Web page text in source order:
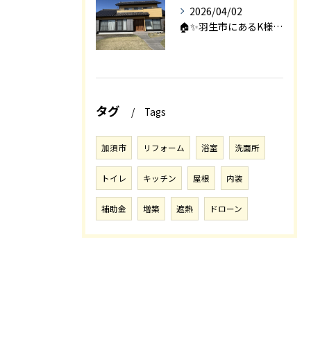
2026/04/02
🏠✨羽生市にあるK様邸は、2008年に㈱エアロックで新築され...
タグ Tags
加須市 リフォーム 浴室 洗面所
トイレ キッチン 屋根 内装
補助金 増築 遮熱 ドローン